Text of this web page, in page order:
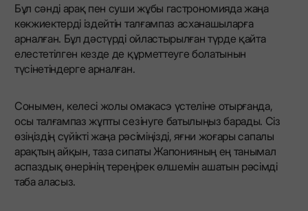
Бұл сәнді арақ пен суши жұбы гастрономияда жаңа
көкжиектерді іздейтін талғампаз асханашыларға
арналған. Бұл дәстүрді ойластырылған түрде қайта
елестетілген кезде де құрметтеуге болатынын
түсінетіндерге арналған.
Сонымен, келесі жолы омакасэ үстеліне отырғанда,
осы талғампаз жұпты сезінуге батылыңыз барады. Сіз
өзіңіздің сүйікті жаңа рәсіміңізді, яғни жоғары сапалы
арақтың айқын, таза сипаты Жапонияның ең танымал
аспаздық өнерінің тереңірек өлшемін ашатын рәсімді
таба аласыз.